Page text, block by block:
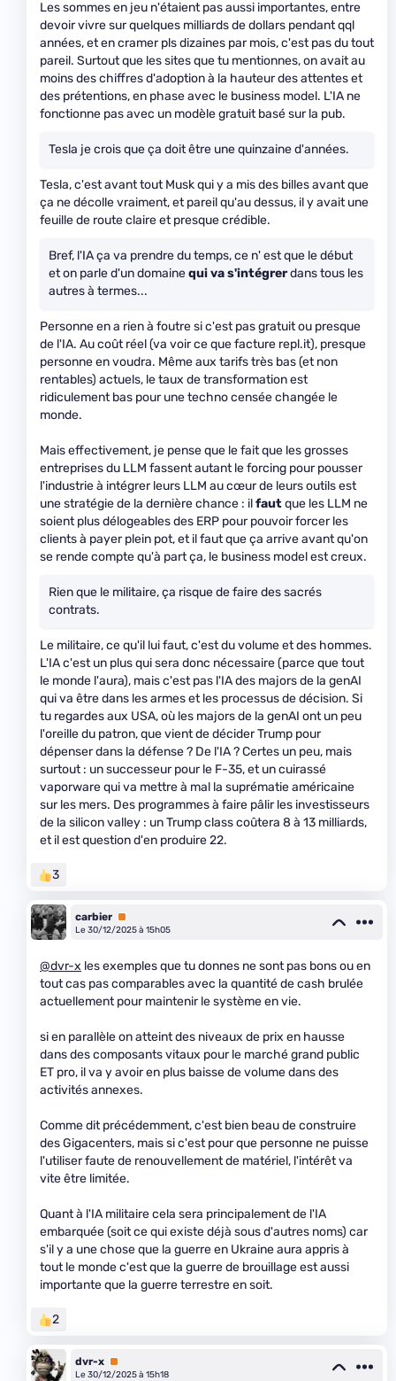
Les sommes en jeu n'étaient pas aussi importantes, entre
devoir vivre sur quelques milliards de dollars pendant qql
années, et en cramer pls dizaines par mois, c'est pas du tout
pareil. Surtout que les sites que tu mentionnes, on avait au
moins des chiffres d'adoption à la hauteur des attentes et
des prétentions, en phase avec le business model. L'IA ne
fonctionne pas avec un modèle gratuit basé sur la pub.
Tesla je crois que ça doit être une quinzaine d'années.
Tesla, c'est avant tout Musk qui y a mis des billes avant que
ça ne décolle vraiment, et pareil qu'au dessus, il y avait une
feuille de route claire et presque crédible.
Bref, l'IA ça va prendre du temps, ce n' est que le début
et on parle d'un domainequi va s'intégrerdans tous les
autres à termes...
Personne en a rien à foutre si c'est pas gratuit ou presque
de l'IA. Au coût réel (va voir ce que facture repl.it), presque
personne en voudra. Même aux tarifs très bas (et non
rentables) actuels, le taux de transformation est
ridiculement bas pour une techno censée changée le
monde.
Mais effectivement, je pense que le fait que les grosses
entreprises du LLM fassent autant le forcing pour pousser
l'industrie à intégrer leurs LLM au cœur de leurs outils est
une stratégie de la dernière chance : ilfautque les LLM ne
soient plus délogeables des ERP pour pouvoir forcer les
clients à payer plein pot, et il faut que ça arrive avant qu'on
se rende compte qu'à part ça, le business model est creux.
Rien que le militaire, ça risque de faire des sacrés
contrats.
Le militaire, ce qu'il lui faut, c'est du volume et des hommes.
L'IA c'est un plus qui sera donc nécessaire (parce que tout
le monde l'aura), mais c'est pas l'IA des majors de la genAI
qui va être dans les armes et les processus de décision. Si
tu regardes aux USA, où les majors de la genAI ont un peu
l'oreille du patron, que vient de décider Trump pour
dépenser dans la défense ? De l'IA ? Certes un peu, mais
surtout : un successeur pour le F-35, et un cuirassé
vaporware qui va mettre à mal la suprématie américaine
sur les mers. Des programmes à faire pâlir les investisseurs
de la silicon valley : un Trump class coûtera 8 à 13 milliards,
et il est question d'en produire 22.
3
carbier Premium
Le 30/12/2025 à 15h05
@dvr-x les exemples que tu donnes ne sont pas bons ou en
tout cas pas comparables avec la quantité de cash brulée
actuellement pour maintenir le système en vie.
si en parallèle on atteint des niveaux de prix en hausse
dans des composants vitaux pour le marché grand public
ET pro, il va y avoir en plus baisse de volume dans des
activités annexes.
Comme dit précédemment, c'est bien beau de construire
des Gigacenters, mais si c'est pour que personne ne puisse
l'utiliser faute de renouvellement de matériel, l'intérêt va
vite être limitée.
Quant à l'IA militaire cela sera principalement de l'IA
embarquée (soit ce qui existe déjà sous d'autres noms) car
s'il y a une chose que la guerre en Ukraine aura appris à
tout le monde c'est que la guerre de brouillage est aussi
importante que la guerre terrestre en soit.
2
dvr-x Premium
Le 30/12/2025 à 15h18